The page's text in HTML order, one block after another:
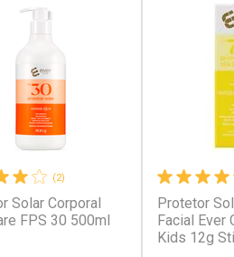
(2)
Solar Corporal
FPS 30 500ml
Protetor
Facial Ever
Kids 12g